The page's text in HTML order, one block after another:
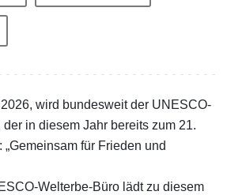
wird bundesweit der UNESCO-
in diesem Jahr bereits zum 21.
„Gemeinsam für Frieden und
Welterbe-Büro lädt zu diesem